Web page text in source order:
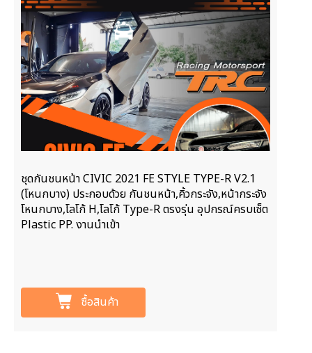
ชุดกันชนหน้า CIVIC 2021 FE STYLE TYPE-R V2.1
(โหนกบาง) ประกอบด้วย กันชนหน้า,คิ้วกระจัง,หน้ากระจัง
โหนกบาง,โลโก้ H,โลโก้ Type-R ตรงรุ่น อุปกรณ์ครบเซ็ต
Plastic PP. งานนำเข้า
ซื้อสินค้า